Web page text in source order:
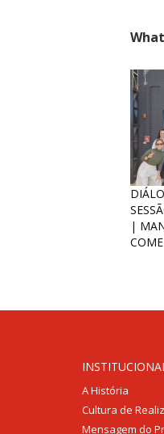
|
A História
Cultura de
Mensagem do